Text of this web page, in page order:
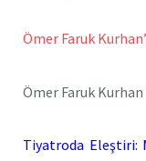
Ömer Faruk
Ömer Faruk
Tiyatroda Eleştiri: